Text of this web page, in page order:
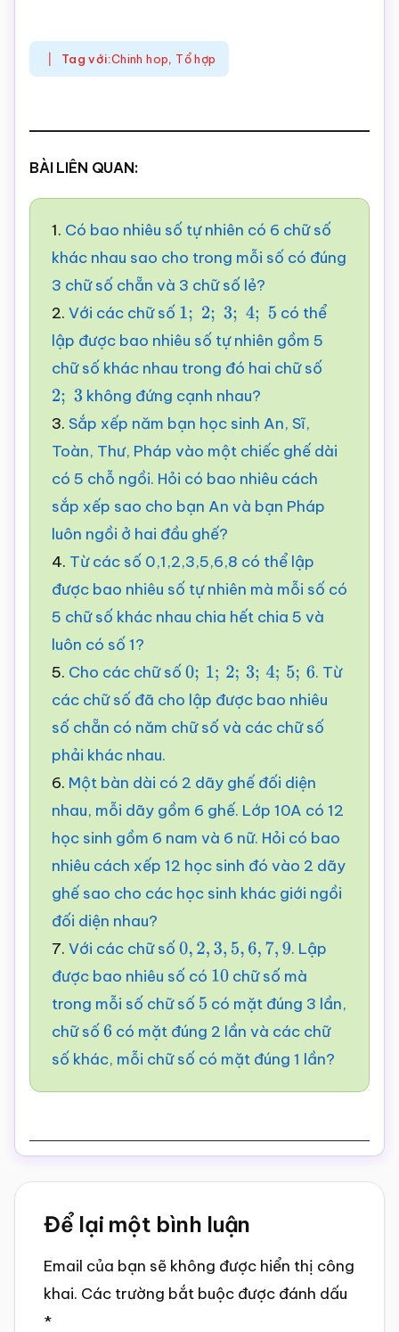
Tag với:Chinh hop, Tổ hợp
BÀI LIÊN QUAN:
1. Có bao nhiêu số tự nhiên có 6 chữ số
khác nhau sao cho trong mỗi số có đúng
3 chữ số chẵn và 3 chữ số lẻ?
2. Với các chữ số 1;2 3; 4;5
có thể
lập được bao nhiêu số tự nhiên gồm 5
chữ số khác nhau trong đó hai chữ số
2; 3
không đứng cạnh nhau?
3. Sắp xếp năm bạn học sinh An, Sĩ,
Toàn, Thư, Pháp vào một chiếc ghế dài
có 5 chỗ ngồi. Hỏi có bao nhiêu cách
sắp xếp sao cho bạn An và bạn Pháp
luôn ngồi ở hai đầu ghế?
4. Từ các số 0,1,2,3,5,6,8 có thể lập
được bao nhiêu số tự nhiên mà mỗi số có
5 chữ số khác nhau chia hết chia 5 và
luôn có số 1?
5. Cho các chữ số 0; ;2 3;4;5 6
. Từ
các chữ số đã cho lập được bao nhiêu
số chẵn có năm chữ số và các chữ số
phải khác nhau.
6. Một bàn dài có 2 dãy ghế đối diện
nhau, mỗi dãy gồm 6 ghế. Lớp 10A có 12
học sinh gồm 6 nam và 6 nữ. Hỏi có bao
nhiêu cách xếp 12 học sinh đó vào 2 dãy
ghế sao cho các học sinh khác giới ngồi
đối diện nhau?
7. Với các chữ số 0, 2,3,5,6 ,7 9
. Lập
được bao nhiêu số có 10 chữ số mà
trong mỗi số chữ số 5 có mặt đúng 3 lần,
chữ số 6 có mặt đúng 2 lần và các chữ
số khác, mỗi chữ số có mặt đúng 1 lần?
Reader
Interactions
Để lại một bình luận
Email của bạn sẽ không được hiển thị công
khai. Các trường bắt buộc được đánh dấu
*